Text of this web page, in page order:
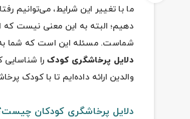
ما با تغییر این شرایط، می‌توانیم
دهیم؛ البته به این معنی نیست که
شماست. مسئله این است که شما به
دلایل پرخاشگری کودک را شناسایی
والدین ارائه داده‌ایم تا با کودک
دلایل پرخاشگری کودکان